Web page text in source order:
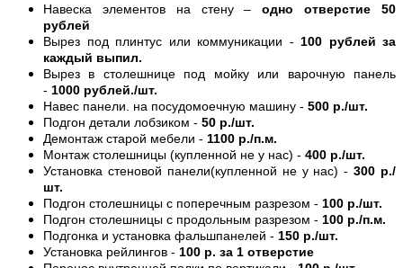
Навеска элементов на стену –одно отверстие 50
рублей
Вырез под плинтус или коммуникации - 100 рублей за
каждый выпил.
Вырез в столешнице под мойку или варочную панель
- 1000 рублей./шт.
Навес панели. на посудомоечную машину - 500 р./шт.
Подгон детали лобзиком - 50 р./шт.
Демонтаж старой мебели - 1100 р./п.м.
Монтаж столешницы (купленной не у нас) - 400 р./шт.
Установка стеновой панели(купленной не у нас) -300 р./
шт.
Подгон столешницы с поперечным разрезом - 100 р./шт.
Подгон столешницы с продольным разрезом - 100 р./п.м.
Подгонка и установка фальшпанелей - 150 р./шт.
Установка рейлингов - 100 р. за 1 отверстие